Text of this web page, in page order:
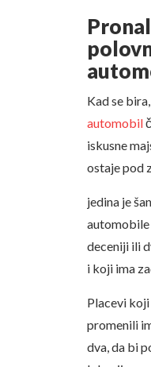
Kad se
automobil
iskusne
ostaje pod
jedina je
deceniji ili
i koji ima
Placevi
promenili
dva, da bi